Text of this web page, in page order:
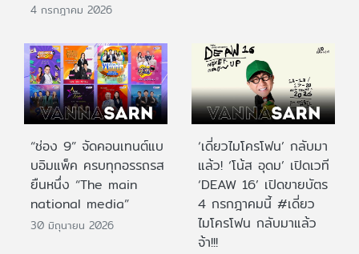
4 กรกฎาคม 2026
“ช่อง 9” จัดคอนเทนต์แบ
บอิมแพ็ค ครบทุกอรรถรส
ยืนหนึ่ง “The main
national media”
30 มิถุนายน 2026
‘เดี่ยวไมโครโฟน’ กลับมา
แล้ว! ‘โน้ส อุดม’ เปิดเวที
‘DEAW 16’ เปิดขายบัตร
4 กรกฎาคมนี้ #เดี่ยว
ไมโครโฟน กลับมาแล้ว
จ้า!!!